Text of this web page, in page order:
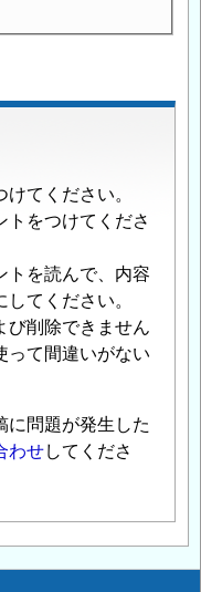
てください。
トをつけてくださ
トを読んで、内容
てください。
び削除できません
って間違いがない
に問題が発生した
わせしてくださ